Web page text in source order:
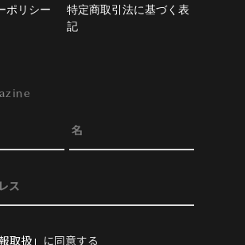
ポリシー
特定商取引法に基づく表
記
取扱」 に同意する